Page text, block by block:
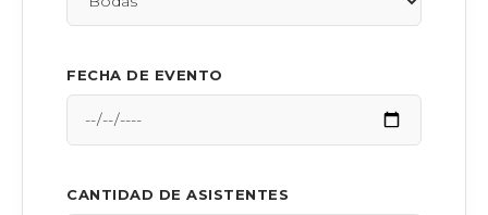
FECHA DE EVENTO
CANTIDAD DE ASISTENTES